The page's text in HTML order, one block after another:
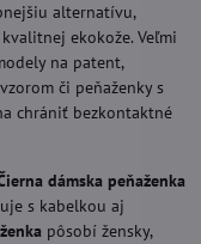
alternatívu,
ekokože. Veľmi
na patent,
či peňaženky s
chrániť bezkontaktné
dámska peňaženka
s kabelkou aj
pôsobí žensky,